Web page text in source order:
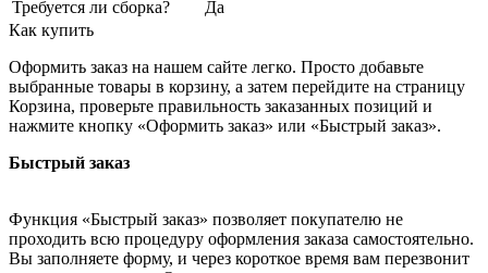
Требуется ли сборка?
Да
Как купить
Оформить заказ на нашем сайте легко. Просто добавьте
выбранные товары в корзину, а затем перейдите на страницу
Корзина, проверьте правильность заказанных позиций и
нажмите кнопку «Оформить заказ» или «Быстрый заказ».
Быстрый заказ
Функция «Быстрый заказ» позволяет покупателю не
проходить всю процедуру оформления заказа самостоятельно.
Вы заполняете форму, и через короткое время вам перезвонит